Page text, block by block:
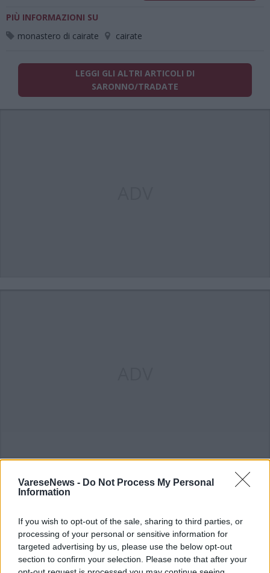
VareseNews - Do Not Process My Personal
Information
If you wish to opt-out of the sale, sharing to third parties, or
processing of your personal or sensitive information for
targeted advertising by us, please use the below opt-out
section to confirm your selection. Please note that after your
PIÙ INFORMAZIONI SU
monastero di cairate
cairate
LEGGI GLI ALTRI ARTICOLI DI
SARONNO/TRADATE
Commenti
L'email è richiesta ma non verrà mostrata ai visitatori. Il contenuto di questo
commento esprime il pensiero dell'autore e non rappresenta la linea editoriale
di VareseNews.it, che rimane autonoma e indipendente. I messaggi inclusi nei
commenti non sono testi giornalistici, ma post inviati dai singoli lettori che
possono essere automaticamente pubblicati senza filtro preventivo. I commenti
che includano uno o più link a siti esterni verranno rimossi in automatico dal